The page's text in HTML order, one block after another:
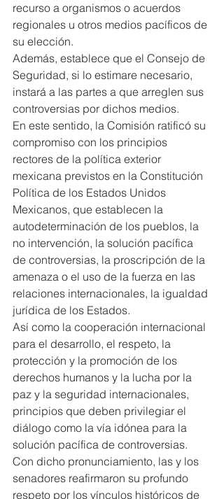
recurso a organismos o acuerdos
regionales u otros medios pacíficos de
su elección.
Además, establece que el Consejo de
Seguridad, si lo estimare necesario,
instará a las partes a que arreglen sus
controversias por dichos medios.
En este sentido, la Comisión ratificó su
compromiso con los principios
rectores de la política exterior
mexicana previstos en la Constitución
Política de los Estados Unidos
Mexicanos, que establecen la
autodeterminación de los pueblos, la
no intervención, la solución pacífica
de controversias, la proscripción de la
amenaza o el uso de la fuerza en las
relaciones internacionales, la igualdad
jurídica de los Estados.
Así como la cooperación internacional
para el desarrollo, el respeto, la
protección y la promoción de los
derechos humanos y la lucha por la
paz y la seguridad internacionales,
principios que deben privilegiar el
diálogo como la vía idónea para la
solución pacífica de controversias.
Con dicho pronunciamiento, las y los
senadores reafirmaron su profundo
respeto por los vínculos históricos de